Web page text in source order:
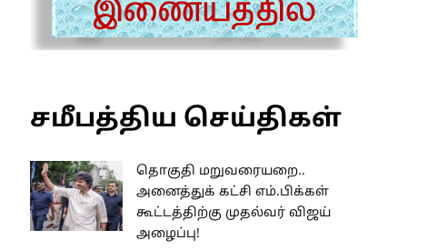
சமீபத்திய செய்திகள்
தொகுதி மறுவரையறை..
அனைத்துக் கட்சி எம்.பிக்கள்
கூட்டத்திற்கு முதல்வர் விஜய்
அழைப்பு!